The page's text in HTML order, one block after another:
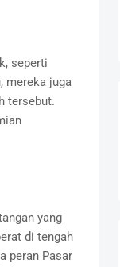
seperti
mereka juga
tersebut.
yang
di tengah
peran Pasar